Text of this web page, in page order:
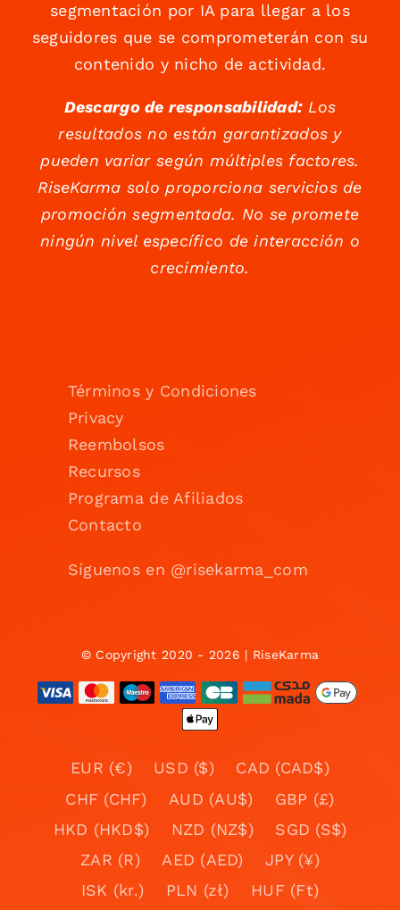
segmentación por IA para llegar a los
seguidores que se comprometerán con su
contenido y nicho de actividad.
Descargo de responsabilidad:Los
resultados no están garantizados y
pueden variar según múltiples factores.
RiseKarma solo proporciona servicios de
promoción segmentada. No se promete
ningún nivel específico de interacción o
crecimiento.
Términos y Condiciones
Privacy
Reembolsos
Recursos
Programa de Afiliados
Contacto
Síguenos en @risekarma_com
© Copyright 2020 - 2026 | RiseKarma
EUR (€) USD ($)
CAD (CAD$)
CHF (CHF)
AUD (AU$)
GBP (£)
HKD (HKD$)
NZD (NZ$)
SGD (S$)
ZAR (R)
AED (AED)
JPY (¥)
ISK (kr.)
PLN (zł)
HUF (Ft)